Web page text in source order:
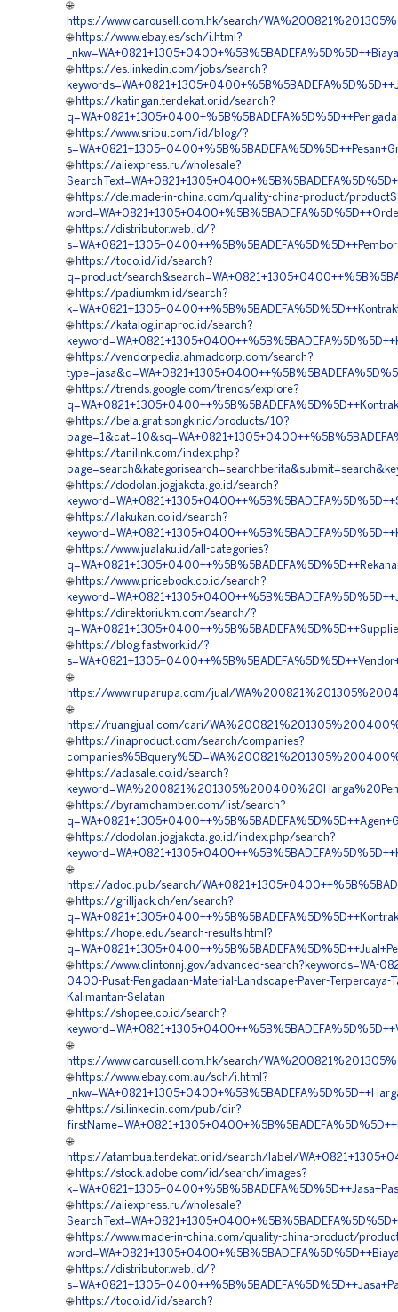
🌐
https://www.carousell.com.hk/search/
🌐 https://www.ebay.es/sch/i.html?
🌐 https://es.linkedin.com/jobs/search?
🌐 https://katingan.terdekat.or.id/search?
🌐 https://www.sribu.com/id/blog/?
🌐 https://aliexpress.ru/wholesale?
🌐 https://de.made-in-china.com/quality-china-product/
🌐 https://distributor.web.id/?
🌐 https://toco.id/id/search?
q=product/
🌐 https://padiumkm.id/search?
🌐 https://katalog.inaproc.id/search?
🌐 https://vendorpedia.ahmadcorp.com/search?
🌐 https://trends.google.com/trends/explore?
🌐 https://bela.gratisongkir.id/products/10?
🌐 https://tanilink.com/index.php?
🌐 https://dodolan.jogjakota.go.id/search?
🌐 https://lakukan.co.id/search?
🌐 https://www.jualaku.id/all-categories?
🌐 https://www.pricebook.co.id/search?
🌐 https://direktoriukm.com/search/?
🌐 https://blog.fastwork.id/?
🌐
https://www.ruparupa.com/jual/
🌐
https://ruangjual.com/cari/
🌐 https://inaproduct.com/search/companies?
🌐 https://adasale.co.id/search?
🌐 https://byramchamber.com/list/search?
🌐 https://dodolan.jogjakota.go.id/index.php/search?
🌐
https://adoc.pub/search/
🌐 https://grilljack.ch/en/search?
🌐 https://hope.edu/search-results.html?
🌐 https://www.clintonnj.gov/advanced-search?keywords=WA-
0400-Pusat-Pengadaan-Material-Landscape-Paver-Terpercaya-
Kalimantan-Selatan
🌐 https://shopee.co.id/search?
🌐
https://www.carousell.com.hk/search/
🌐 https://www.ebay.com.au/sch/i.html?
🌐 https://si.linkedin.com/pub/dir?
🌐
https://atambua.terdekat.or.id/search/label/
🌐 https://stock.adobe.com/id/search/images?
🌐 https://aliexpress.ru/wholesale?
🌐 https://www.made-in-china.com/quality-china-product/
🌐 https://distributor.web.id/?
🌐 https://toco.id/id/search?